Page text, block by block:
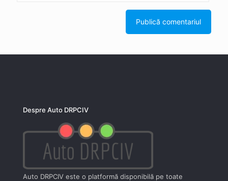
Despre Auto DRPCIV
Auto DRPCIV este o platformă disponibilă pe toate